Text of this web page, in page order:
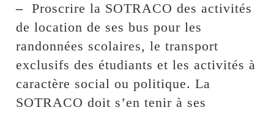
– Proscrire la SOTRACO des activités
de location de ses bus pour les
randonnées scolaires, le transport
exclusifs des étudiants et les activités à
caractère social ou politique. La
SOTRACO doit s’en tenir à ses